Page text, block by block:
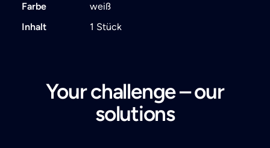
Farbe
weiß
Inhalt
1 Stück
Your challenge – our
solutions